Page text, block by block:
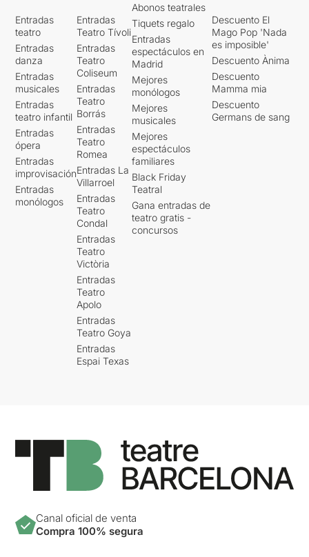
Entradas
teatro
Entradas
danza
Entradas
musicales
Entradas
teatro infantil
Entradas
ópera
Entradas
improvisación
Entradas
monólogos
Entradas
Teatro Tívoli
Entradas
Teatro
Coliseum
Entradas
Teatro
Borrás
Entradas
Teatro
Romea
Entradas La
Villarroel
Entradas
Teatro
Condal
Entradas
Teatro
Victòria
Entradas
Teatro
Apolo
Entradas
Teatro Goya
Entradas
Espai Texas
Abonos teatrales
Tiquets regalo
Entradas
espectáculos en
Madrid
Mejores
monólogos
Mejores
musicales
Mejores
espectáculos
familiares
Black Friday
Teatral
Gana entradas de
teatro gratis -
concursos
Descuento El
Mago Pop 'Nada
es imposible'
Descuento Ànima
Descuento
Mamma mia
Descuento
Germans de sang
Canal oficial de venta
Compra 100% segura